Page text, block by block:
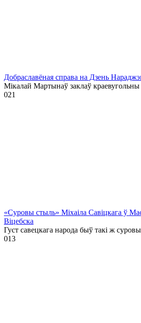
Добраславёная справа на Дзень
Мікалай Мартынаў заклаў
021
«Суровы стыль» Міхаіла Савіцкага ў
Віцебска
Густ савецкага народа быў такі ж
013